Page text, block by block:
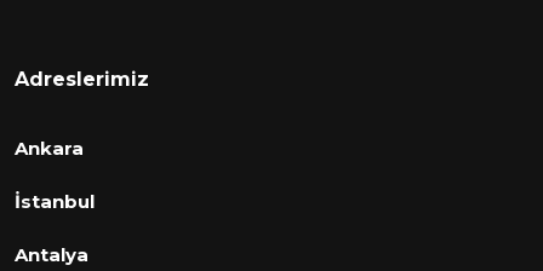
Adreslerimiz
Ankara
İstanbul
Antalya